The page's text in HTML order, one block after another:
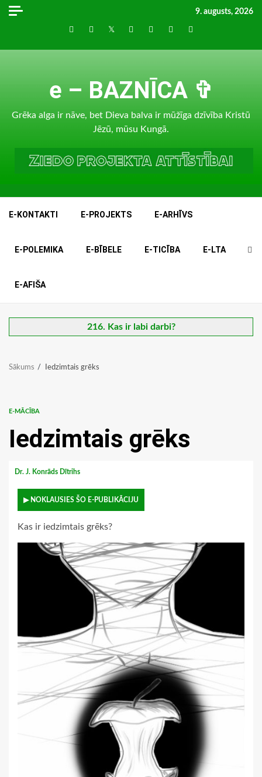
Skip
9. augusts, 2026
Draugiem
Facebook
TwitterInstagram
LinkedInwhatsapp
RSS
e – BAZNĪCA ✞
Grēka alga ir nāve, bet Dieva balva ir mūžīga dzīvība Kristū
Jēzū, mūsu Kungā.
E-KONTAKTI E-PROJEKTS E-ARHĪVS
E-POLEMIKA E-BĪBELE E-TICĪBA E-LTA
E-AFIŠA
216. Kas ir labi darbi?
Sākums Iedzimtais grēks
E-MĀCĪBA
Iedzimtais grēks
Dr. J. Konrāds Dītrihs
▶ NOKLAUSIES ŠO E-PUBLIKĀCIJU
Kas ir iedzimtais grēks?